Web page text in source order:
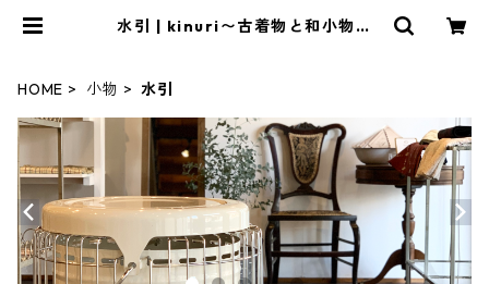
水引 | kinuri〜古着物と和小物の
HOME 小物 水引